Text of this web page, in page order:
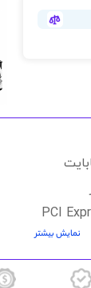
نمایش بیشتر